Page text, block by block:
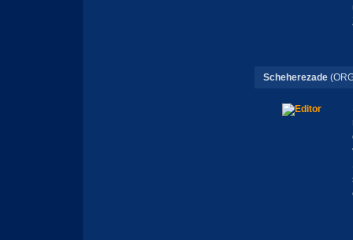
Scheherezade